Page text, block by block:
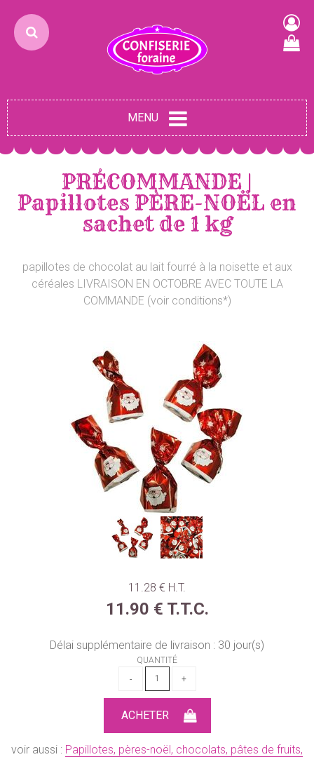
MENU
PRÉCOMMANDE |
Papillotes PÈRE-NOËL en
sachet de 1 kg
papillotes de chocolat au lait fourré à la noisette et aux
céréales LIVRAISON EN OCTOBRE AVEC TOUTE LA
COMMANDE (voir conditions*)
11 .28 € H.T.
11.90 € T.T.C.
Délai supplémentaire de livraison : 30 jour(s)
QUANTITÉ
voir aussi : Papillotes, pères-noël, chocolats, pâtes de fruits,